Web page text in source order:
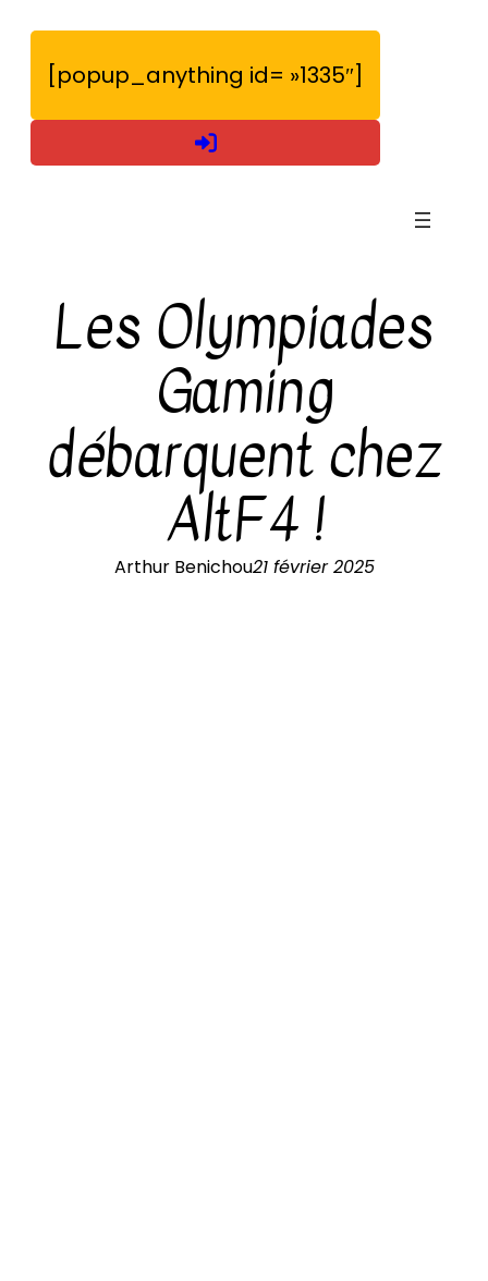
contenu[popup_anything id= »1335″]
Les Olympiades
Gaming
débarquent chez
AltF4 !
Arthur Benichou21 février 2025